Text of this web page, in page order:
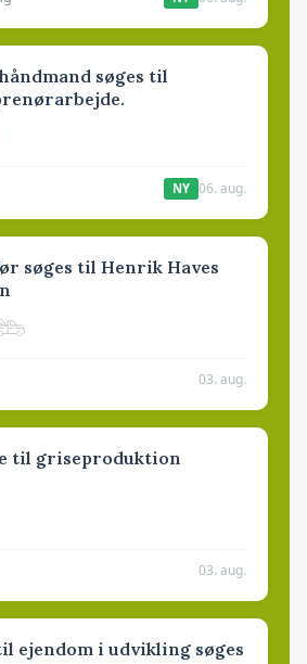
søges til
NY 06. aug.
søges til Henrik Haves
03. aug.
til griseproduktion
03. aug.
ejendom i udvikling søges